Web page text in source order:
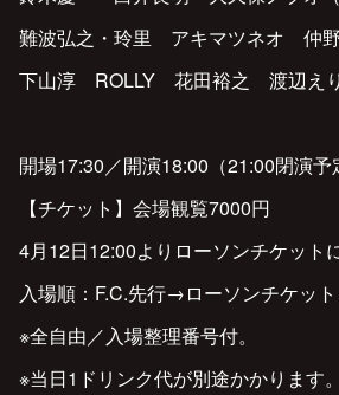
難波弘之・玲里 アキマツネオ 仲
下山淳 ROLLY 花田裕之 渡辺え
開場17:30／開演18:00（21:00閉演予
【チケット】会場観覧7000円
4月12日12:00よりローソンチケット
入場順：F.C.先行→ローソンチケッ
※全自由／入場整理番号付。
※当日1ドリンク代が別途かかります。